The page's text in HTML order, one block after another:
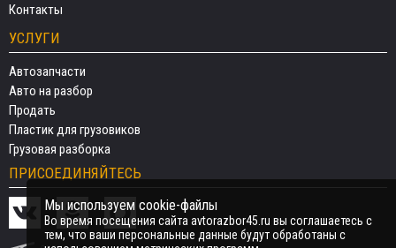
Контакты
УСЛУГИ
Автозапчасти
Авто на разбор
Продать
Пластик для грузовиков
Грузовая разборка
ПРИСОЕДИНЯЙТЕСЬ
Мы используем cookie-файлы
Во время посещения сайта avtorazbor45.ru вы соглашаетесь с
тем, что ваши персональные данные будут обработаны с